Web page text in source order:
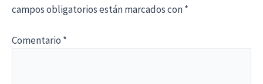
campos obligatorios están marcados con*
Comentario *